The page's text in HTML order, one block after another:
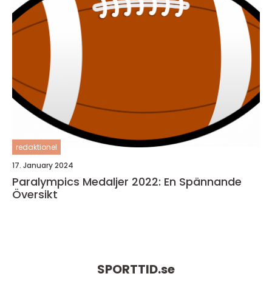
redaktionel
17. January 2024
Paralympics Medaljer 2022: En Spännande
Översikt
SPORTTID.se